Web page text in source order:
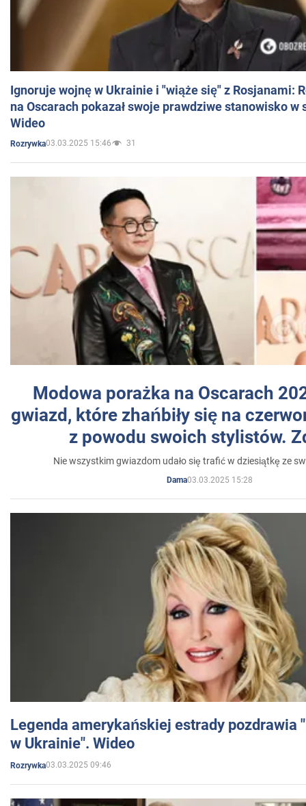
Ignoruje wojnę w Ukrainie i "wiąże się" z Rosjanami:
na Oscarach pokazał swoje prawdziwe stanowisko w
Wideo
Rozrywka03.03.2025 15:46 31
Modowa porażka na Oscarach
gwiazd, które zhańbiły się na
z powodu swoich stylistów.
Nie wszystkim gwiazdom udało się trafić w dziesiątkę ze
Dama03.03.2025 15:28
Legenda amerykańskiej estrady pozdrawia
w Ukrainie". Wideo
Rozrywka03.03.2025 09:46